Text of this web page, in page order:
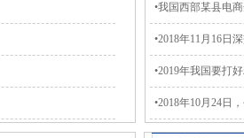
•我国西部某县电
•2018年11月16日
•2019年我国要打
•2018年10月24日